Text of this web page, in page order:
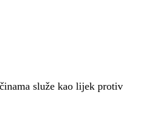
služe kao lijek protiv